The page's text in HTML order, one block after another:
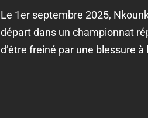
Le 1er septembre 2025,
départ dans un championnat
d’être freiné par une blessure